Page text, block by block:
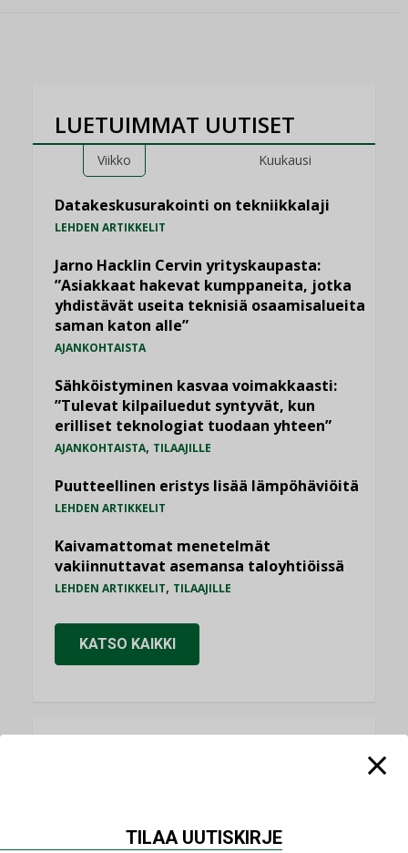
LUETUIMMAT UUTISET
Viikko Kuukausi
Datakeskusurakointi on tekniikkalaji
LEHDEN ARTIKKELIT
Jarno Hacklin Cervin yrityskaupasta:
”Asiakkaat hakevat kumppaneita, jotka
yhdistävät useita teknisiä osaamisalueita
saman katon alle”
AJANKOHTAISTA
Sähköistyminen kasvaa voimakkaasti:
”Tulevat kilpailuedut syntyvät, kun
erilliset teknologiat tuodaan yhteen”
AJANKOHTAISTA, TILAAJILLE
Puutteellinen eristys lisää lämpöhäviöitä
LEHDEN ARTIKKELIT
Kaivamattomat menetelmät
vakiinnuttavat asemansa taloyhtiöissä
LEHDEN ARTIKKELIT, TILAAJILLE
KATSO KAIKKI
KOLUMNI TILAA UUTISKIRJE